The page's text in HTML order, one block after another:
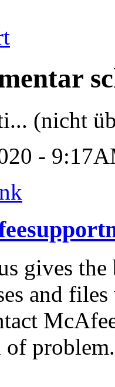
(nicht
-
gives the
and files